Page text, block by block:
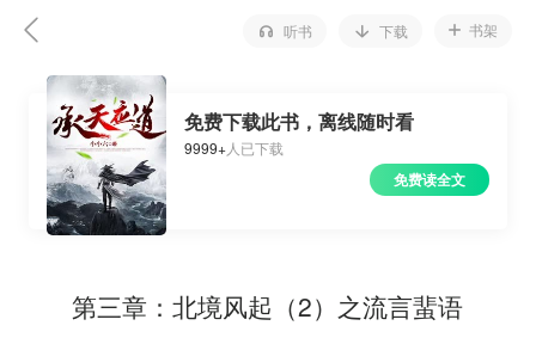
听书 下载 书架
免费下载此书，离线随时看
9999+人已下载
免费读全文
第三章：北境风起（2）之流言蜚语